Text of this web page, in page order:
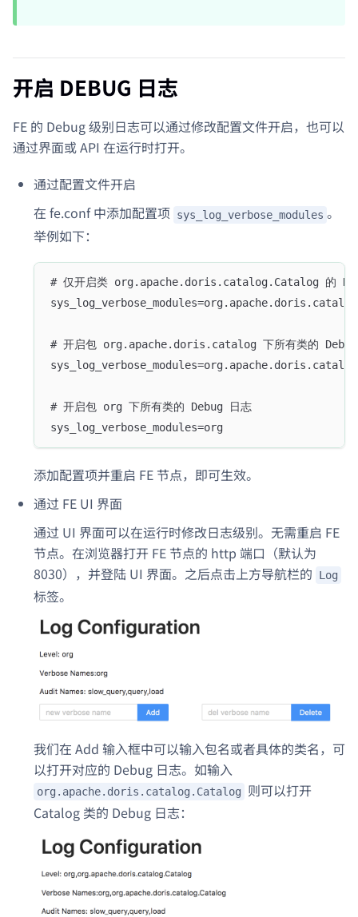
开启 DEBUG 日志
FE 的 Debug 级别日志可以通过修改配置文件开启，也可以
通过界面或 API 在运行时打开。
通过配置文件开启
在 fe.conf 中添加配置项 sys_log_verbose_modules 。
举例如下：
# 仅开启类 org.apache.doris.catalog.Catalog 的
# 开启包 org.apache.doris.catalog 下所有类的
sys_log_verbose_modules=org.apache.doris.catalog
# 开启包 org 下所有类的 Debug 日志
sys_log_verbose_modules=org
添加配置项并重启 FE 节点，即可生效。
通过 FE UI 界面
通过 UI 界面可以在运行时修改日志级别。无需重启 FE
节点。在浏览器打开 FE 节点的 http 端口（默认为
8030），并登陆 UI 界面。之后点击上方导航栏的
Log
标签。
我们在 Add 输入框中可以输入包名或者具体的类名，可
以打开对应的 Debug 日志。如输入
org.apache.doris.catalog.Catalog
则可以打开
Catalog 类的 Debug 日志：